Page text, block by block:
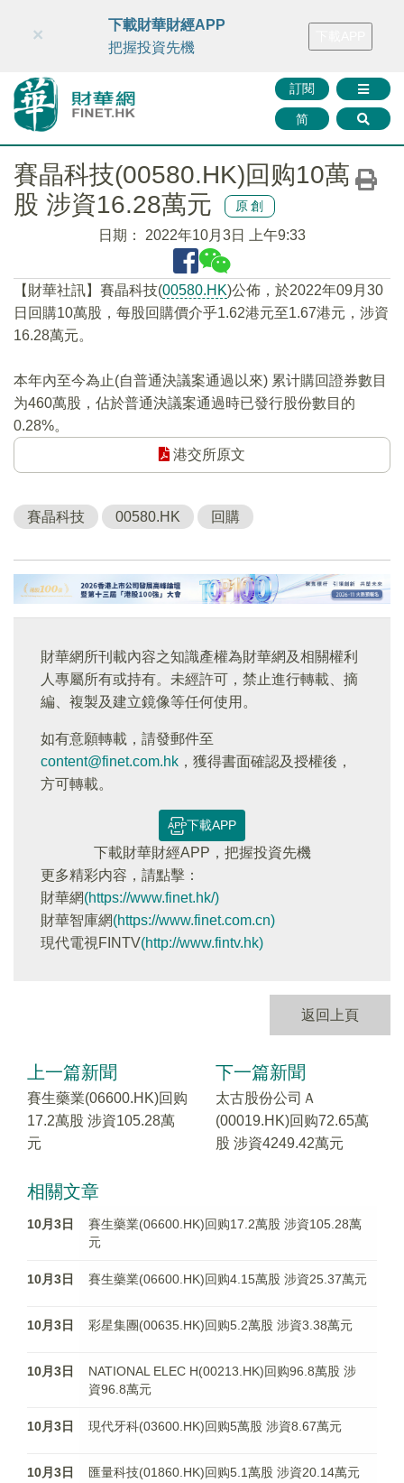
財華智庫網 FINTV FINMETA 財華證券 媒體矩陣
訂閱
简
×
下載財華財經APP
把握投資先機
賽晶科技(00580.HK)回购10萬
股 涉資16.28萬元
原創
日期： 2022年10月3日 上午9:33
【財華社訊】賽晶科技(00580.HK)公佈，於2022年09月30
日回購10萬股，每股回購價介乎1.62港元至1.67港元，涉資
16.28萬元。
本年內至今為止(自普通決議案通過以來) 累计購回證券數目
为460萬股，佔於普通決議案通過時已發行股份數目的
0.28%。
港交所原文
賽晶科技 00580.HK 回購
財華網所刊載內容之知識產權為財華網及相關權利
人專屬所有或持有。未經許可，禁止進行轉載、摘
編、複製及建立鏡像等任何使用。
如有意願轉載，請發郵件至
content@finet.com.hk ，獲得書面確認及授權後，
方可轉載。
下載APP
下載財華財經APP，把握投資先機
更多精彩内容，請點擊：
財華網(https://www.finet.hk/)
財華智庫網(https://www.finet.com.cn)
現代電視FINTV(http://www.fintv.hk)
返回上頁
上一篇新聞
賽生藥業(06600.HK)回购
17.2萬股 涉資105.28萬
元
下一篇新聞
太古股份公司Ａ
(00019.HK)回购72.65萬
股 涉資4249.42萬元
相關文章
10月3日
賽生藥業(06600.HK)回购17.2萬股 涉資105.28萬
元
10月3日 賽生藥業(06600.HK)回购4.15萬股 涉資25.37萬元
10月3日 彩星集團(00635.HK)回购5.2萬股 涉資3.38萬元
10月3日
NATIONAL ELEC H(00213.HK)回购96.8萬股 涉
資96.8萬元
10月3日 現代牙科(03600.HK)回购5萬股 涉資8.67萬元
10月3日 匯量科技(01860.HK)回购5.1萬股 涉資20.14萬元